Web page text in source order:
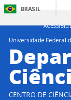
BRASIL
Universidade Federal
CENTRO DE